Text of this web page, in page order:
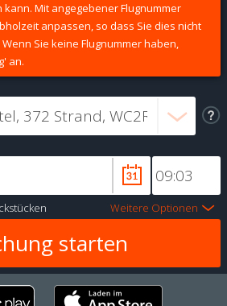
Mit angegebener Flugnummer
anpassen, so dass Sie dies nicht
Sie keine Flugnummer haben,
an.
Weitere Optionen